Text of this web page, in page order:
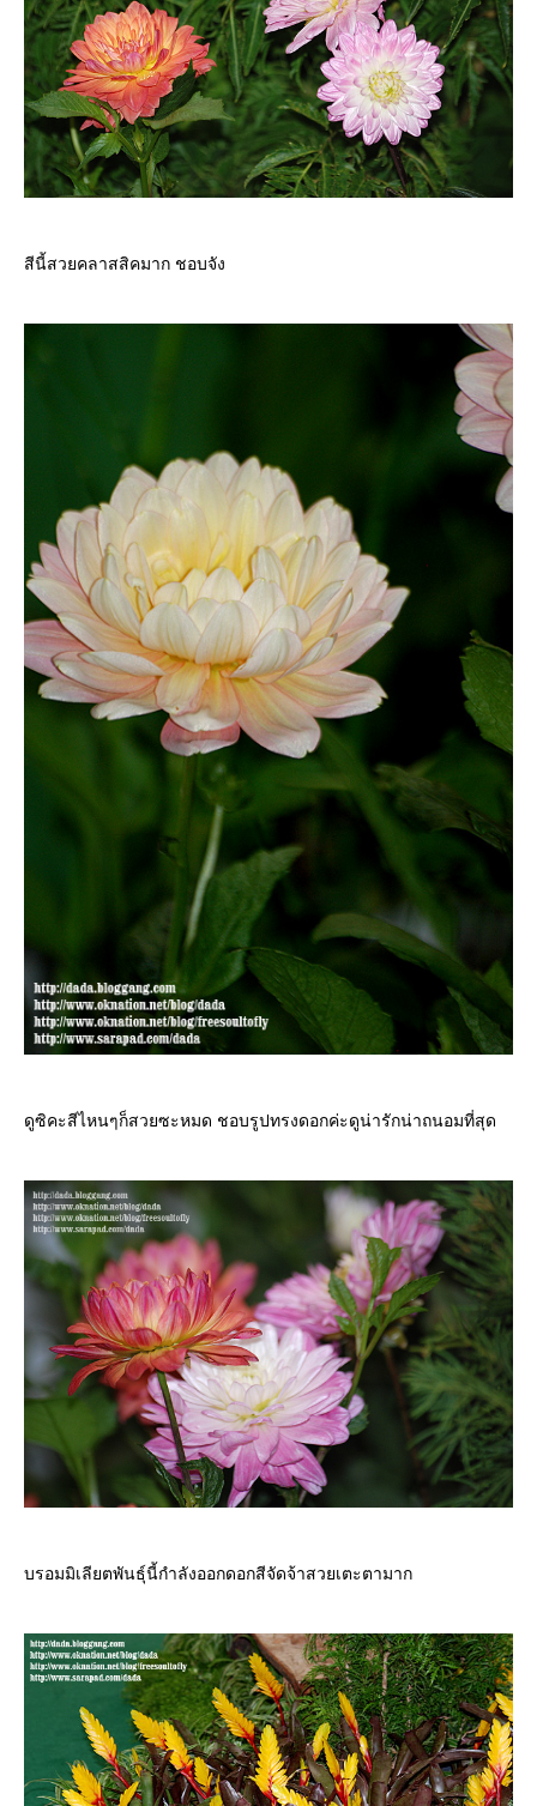
สีนี้สวยคลาสสิคมาก ชอบจัง
ดูซิคะสีไหนๆก็สวยซะหมด ชอบรูปทรงดอกค่ะดูน่ารักน่าถนอมที่สุด
บรอมมิเลียตพันธุ์นี้กำลังออกดอกสีจัดจ้าสวยเตะตามาก